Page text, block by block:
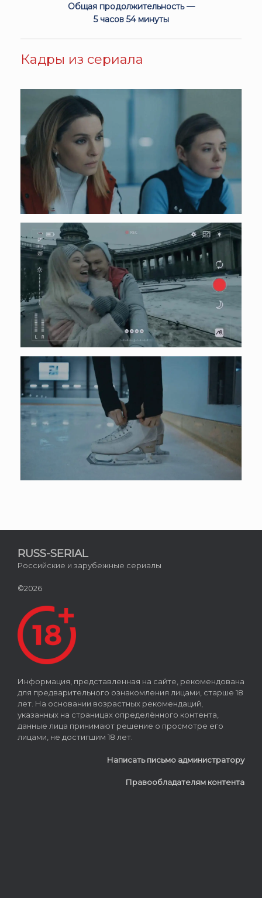
Общая продолжительность —
5 часов 54 минуты
Кадры из сериала
RUSS-SERIAL
Российские и зарубежные сериалы
©2026
Информация, представленная на сайте, рекомендована
для предварительного ознакомления лицами, старше 18
лет. На основании возрастных рекомендаций,
указанных на страницах определённого контента,
данные лица принимают решение о просмотре его
лицами, не достигшим 18 лет.
Написать письмо администратору
Правообладателям контента